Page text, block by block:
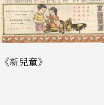
《新兒童》